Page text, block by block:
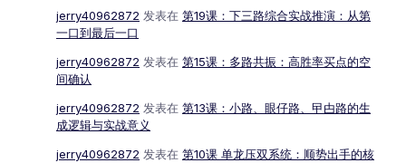
jerry40962872 发表在 第19课：下三路综合实战推演：从第
一口到最后一口
jerry40962872 发表在 第15课：多路共振：高胜率买点的空
间确认
jerry40962872 发表在 第13课：小路、眼仔路、曱甴路的生
成逻辑与实战意义
jerry40962872 发表在 第10课 单龙压双系统：顺势出手的核